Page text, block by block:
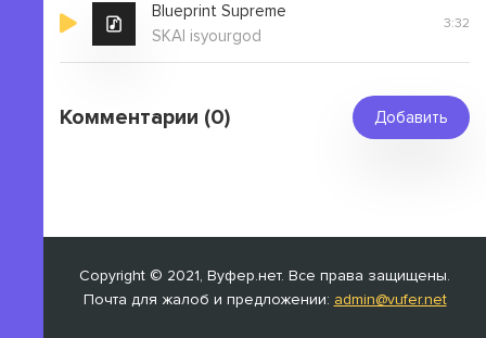
Blueprint Supreme
SKAI isyourgod
3:32
Комментарии (0) Добавить
Copyright © 2021, Вуфер.нет. Все права защищены.
Почта для жалоб и предложении: admin@vufer.net